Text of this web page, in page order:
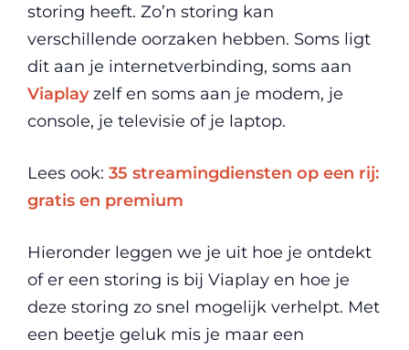
storing heeft. Zo’n storing kan
verschillende oorzaken hebben. Soms ligt
dit aan je internetverbinding, soms aan
Viaplayzelf en soms aan je modem, je
console, je televisie of je laptop.
Lees ook: 35 streamingdiensten op een rij:
gratis en premium
Hieronder leggen we je uit hoe je ontdekt
of er een storing is bij Viaplay en hoe je
deze storing zo snel mogelijk verhelpt. Met
een beetje geluk mis je maar een